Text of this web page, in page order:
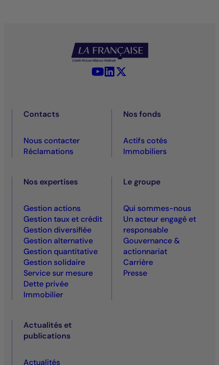
YouTube - La Française
LinkedIn - La Française
Contacts
Nous contacter
Réclamations
Nos fonds
Actifs cotés
Immobiliers
Nos expertises
Gestion actions
Gestion taux et crédit
Gestion diversifiée
Gestion alternative
Gestion quantitative
Gestion solidaire
Service sur mesure
Dette privée
Immobilier
Le groupe
Qui sommes-nous
Un acteur engagé et
responsable
Gouvernance &
actionnariat
Carrière
Presse
Actualités et
publications
Actualités